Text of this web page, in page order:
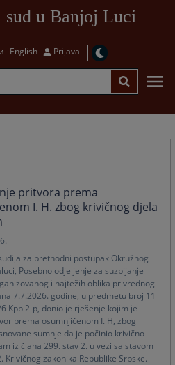
sud u Banjoj Luci
English Prijava
pritvora prema
I. H. zbog krivičnog djela
za prethodni postupak Okružnog
Posebno odjeljenje za suzbijanje
i najtežih oblika privrednog
7.7.2026. godine, u predmetu broj 11
Kpp 2-p, donio je rješenje kojim je
prema osumnjičenom I. H, zbog
sumnje da je počinio krivično
iz člana 299. stav 2. u vezi sa stavom
Krivičnog zakonika Republike Srpske.